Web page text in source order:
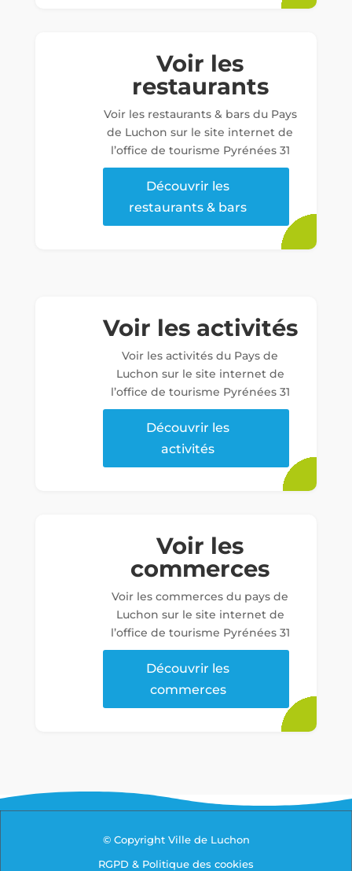
Voir les
restaurants
Voir les restaurants & bars du Pays
de Luchon sur le site internet de
l’office de tourisme Pyrénées 31
Découvrir les
restaurants & bars
Voir les activités
Voir les activités du Pays de
Luchon sur le site internet de
l’office de tourisme Pyrénées 31
Découvrir les
activités
Voir les
commerces
Voir les commerces du pays de
Luchon sur le site internet de
l’office de tourisme Pyrénées 31
Découvrir les
commerces
© Copyright Ville de Luchon
RGPD & Politique des cookies